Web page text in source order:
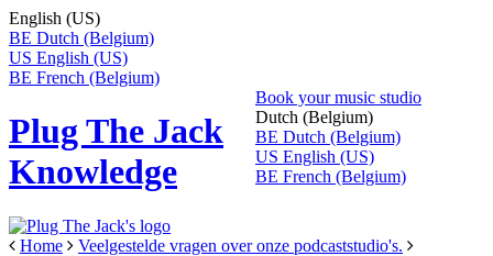
English (US)
BE Dutch (Belgium)
US English (US)
BE French (Belgium)
Plug The Jack
Knowledge
Book your music studio
Dutch (Belgium)
BE Dutch (Belgium)
US English (US)
BE French (Belgium)
Home Veelgestelde vragen over onze podcaststudio's.